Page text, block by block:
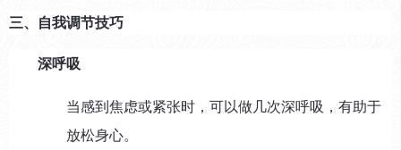
三、自我调节技巧
深呼吸
当感到焦虑或紧张时，可以做几次深呼吸，有助于
放松身心。